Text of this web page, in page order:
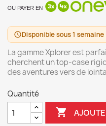
OU PAYER EN
scheduleDisponible sous 1 semaine
La gamme Xplorer est
cherchent un top-case
des aventures vers de
Quantité
